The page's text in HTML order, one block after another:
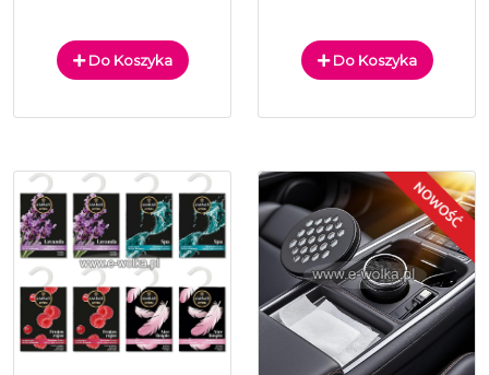
Do Koszyka Do Koszyka